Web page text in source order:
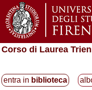
Corso di Laurea
entra in biblioteca